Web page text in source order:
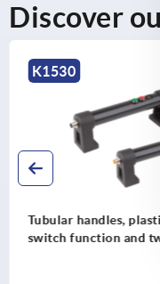
Discover
K1530
Tubular handles,
switch function and